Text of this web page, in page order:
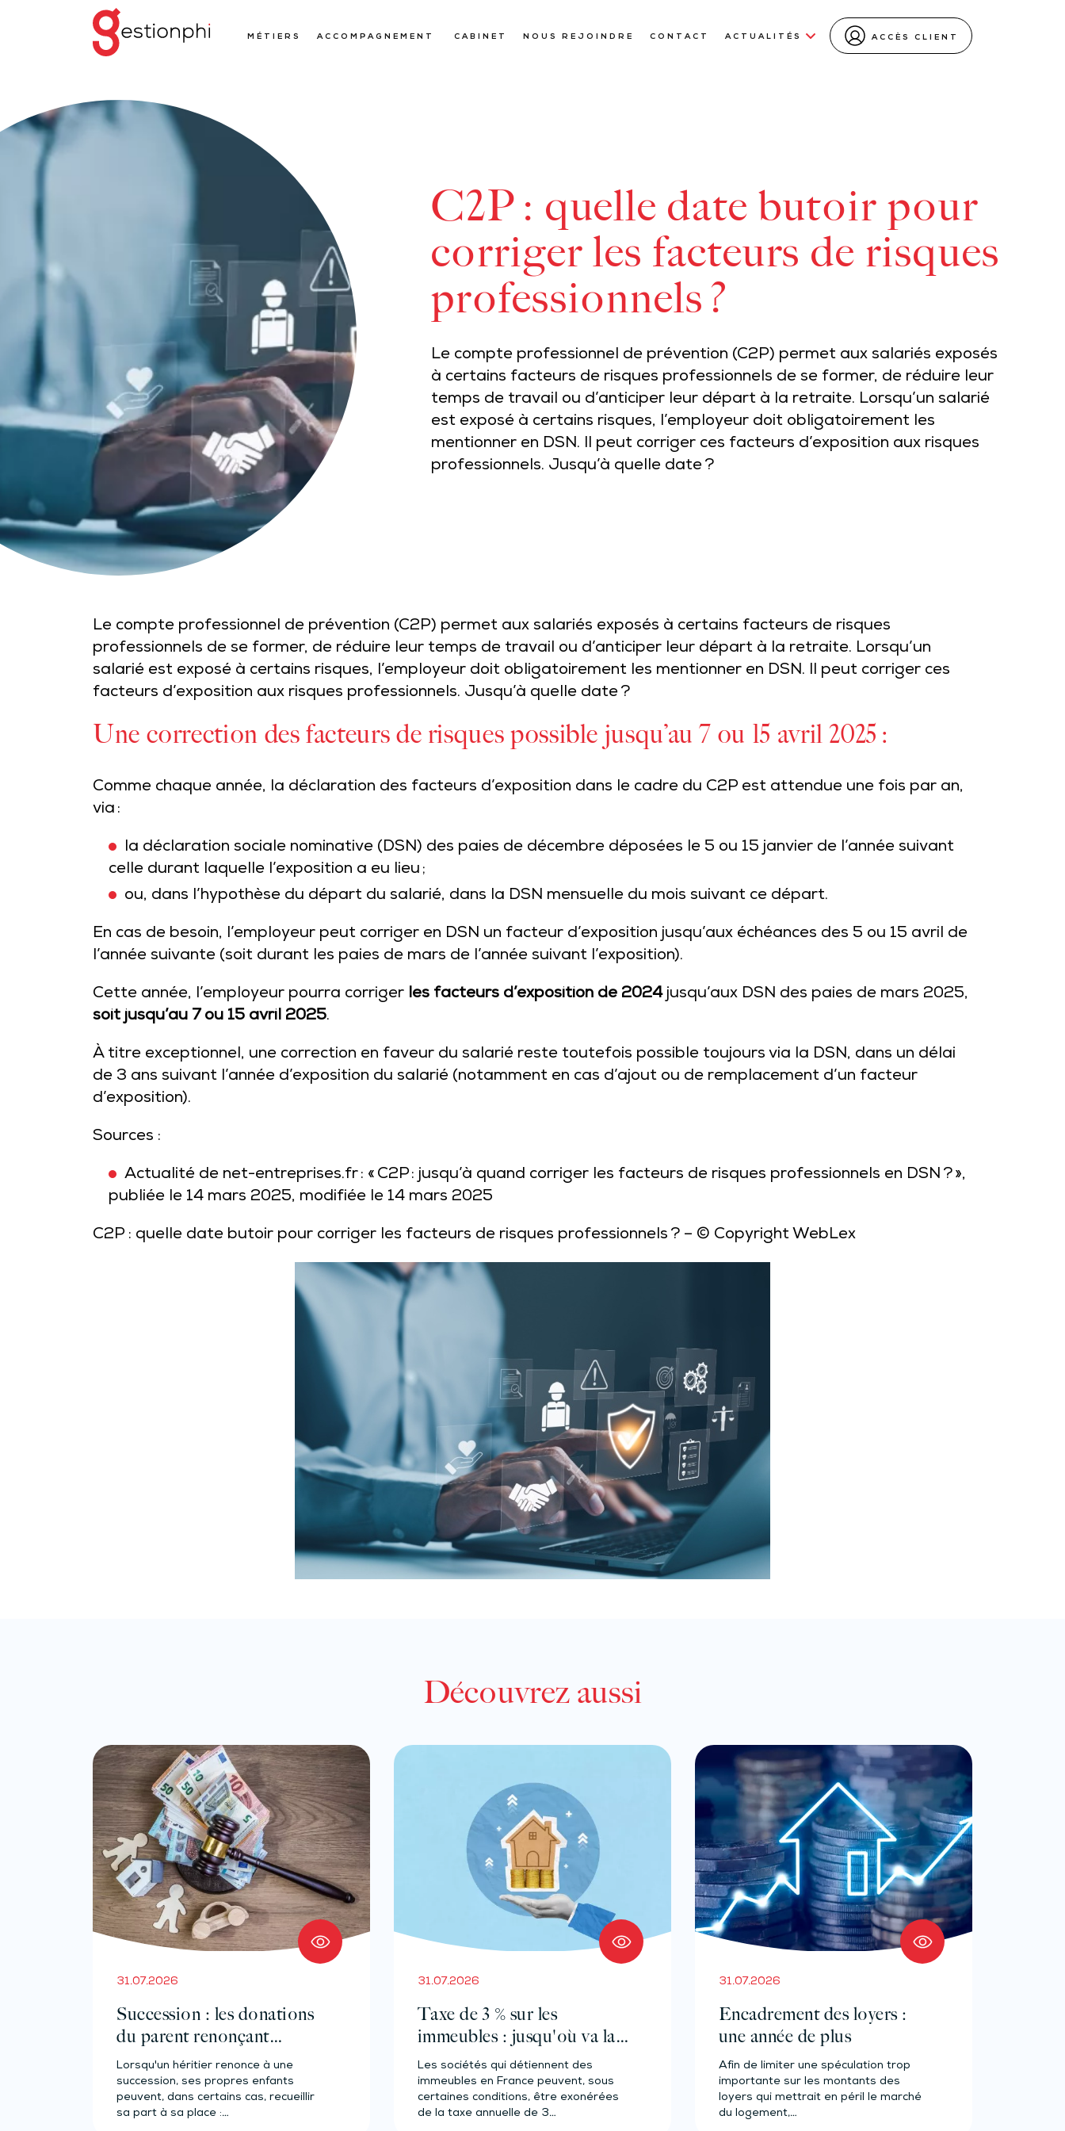
MÉTIERS ACCOMPAGNEMENT CABINET NOUS REJOINDRE CONTACT ACTUALITÉS ACCÈS CLIENT
C2P : quelle date butoir pour
corriger les facteurs de risques
professionnels ?
Le compte professionnel de prévention (C2P) permet aux salariés exposés
à certains facteurs de risques professionnels de se former, de réduire leur
temps de travail ou d’anticiper leur départ à la retraite. Lorsqu’un salarié
est exposé à certains risques, l’employeur doit obligatoirement les
mentionner en DSN. Il peut corriger ces facteurs d’exposition aux risques
professionnels. Jusqu’à quelle date ?
Le compte professionnel de prévention (C2P) permet aux salariés exposés à certains facteurs de risques
professionnels de se former, de réduire leur temps de travail ou d’anticiper leur départ à la retraite. Lorsqu’un
salarié est exposé à certains risques, l’employeur doit obligatoirement les mentionner en DSN. Il peut corriger ces
facteurs d’exposition aux risques professionnels. Jusqu’à quelle date ?
Une correction des facteurs de risques possible jusqu’au 7 ou 15 avril 2025 :
Comme chaque année, la déclaration des facteurs d’exposition dans le cadre du C2P est attendue une fois par an,
via :
la déclaration sociale nominative (DSN) des paies de décembre déposées le 5 ou 15 janvier de l’année suivant
celle durant laquelle l’exposition a eu lieu ;
ou, dans l’hypothèse du départ du salarié, dans la DSN mensuelle du mois suivant ce départ.
En cas de besoin, l’employeur peut corriger en DSN un facteur d’exposition jusqu’aux échéances des 5 ou 15 avril de
l’année suivante (soit durant les paies de mars de l’année suivant l’exposition).
Cette année, l’employeur pourra corriger les facteurs d’exposition de 2024jusqu’aux DSN des paies de mars 2025,
soit jusqu’au 7 ou 15 avril 2025.
À titre exceptionnel, une correction en faveur du salarié reste toutefois possible toujours via la DSN, dans un délai
de 3 ans suivant l’année d’exposition du salarié (notamment en cas d’ajout ou de remplacement d’un facteur
d’exposition).
Sources :
Actualité de net-entreprises.fr : « C2P : jusqu’à quand corriger les facteurs de risques professionnels en DSN ? »,
publiée le 14 mars 2025, modifiée le 14 mars 2025
C2P : quelle date butoir pour corriger les facteurs de risques professionnels ? – © Copyright WebLex
Découvrez aussi
31.07.2026
Succession : les donations
du parent renonçant
comptent-elles ?
Lorsqu'un héritier renonce à une
succession, ses propres enfants
peuvent, dans certains cas, recueillir
sa part à sa place :…
31.07.2026
Taxe de 3 % sur les
immeubles : jusqu'où va la
tolérance de
l'administration ?
Les sociétés qui détiennent des
immeubles en France peuvent, sous
certaines conditions, être exonérées
de la taxe annuelle de 3…
31.07.2026
Encadrement des loyers :
une année de plus
Afin de limiter une spéculation trop
importante sur les montants des
loyers qui mettrait en péril le marché
du logement,…